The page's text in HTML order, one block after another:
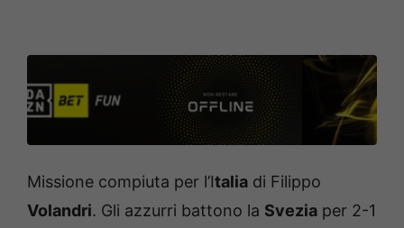
Missione compiuta per l’Italia di Filippo
Volandri. Gli azzurri battono la Svezia per 2-1